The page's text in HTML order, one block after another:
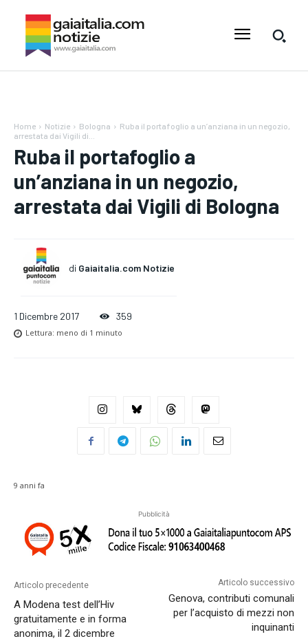
Home Notizie Bologna
Ruba il portafoglio a un’anziana in un negozio,
arrestata dai Vigili di...
Ruba il portafoglio a
un’anziana in un negozio,
arrestata dai Vigili di Bologna
di Gaiaitalia.com Notizie
1 Dicembre 2017 359
Lettura: meno di 1 minuto
9 anni fa
Pubblicità
Articolo precedente
A Modena test dell’Hiv
gratuitamente e in forma
anonima, il 2 dicembre
Articolo successivo
Genova, contributi comunali
per l’acquisto di mezzi non
inquinanti